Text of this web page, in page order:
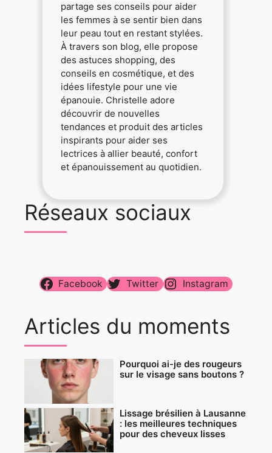
partage ses conseils pour aider
les femmes à se sentir bien dans
leur peau tout en restant stylées.
À travers son blog, elle propose
des astuces shopping, des
conseils en cosmétique, et des
idées lifestyle pour une vie
épanouie. Christelle adore
découvrir de nouvelles
tendances et produit des articles
inspirants pour aider ses
lectrices à allier beauté, confort
et épanouissement au quotidien.
Réseaux sociaux
Facebook Twitter Instagram
Articles du moments
Pourquoi ai-je des rougeurs
sur le visage sans boutons ?
Lissage brésilien à Lausanne
: les meilleures techniques
pour des cheveux lisses